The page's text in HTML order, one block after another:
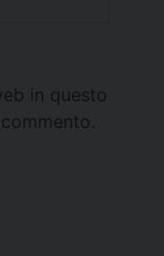
in questo